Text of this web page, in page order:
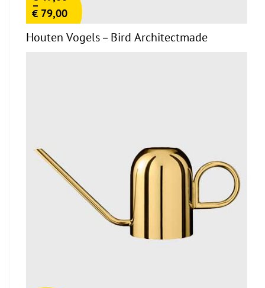
–
€ 79,00
Houten Vogels – Bird Architectmade